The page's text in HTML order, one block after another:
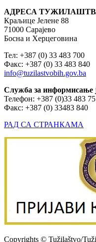
АДРЕСА
Краљице Јелене 88
71000 Сарајево
Босна и Херцеговина
Тел: +387 (0) 33 483 700
Факс: +387 (0) 33 483 840
info@tuzilastvobih.gov.ba
Служба за информисање
Телефон: +387 (0)33 483
Факс: +387 (0) 33483 840
РАД СА СТРАНКАМА
Copyrights © Tužilaštvo/